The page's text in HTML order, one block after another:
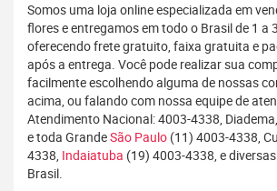
Somos uma loja online especializada em
flores e entregamos em todo o Brasil de 1 a
oferecendo frete gratuito, faixa gratuita e
após a entrega. Você pode realizar sua
facilmente escolhendo alguma de nossas
acima, ou falando com nossa equipe de
Atendimento Nacional: 4003-4338,
e toda GrandeSão Paulo (11) 4003-4338,
4338, Indaiatuba (19) 4003-4338, e
Brasil.